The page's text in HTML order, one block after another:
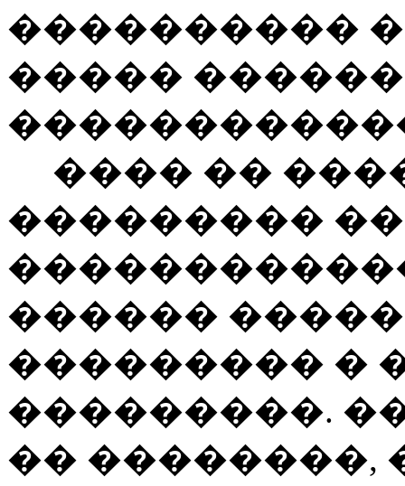
����������
�����
���� ��
���������
������
��������� �
���������.
�� ��������,